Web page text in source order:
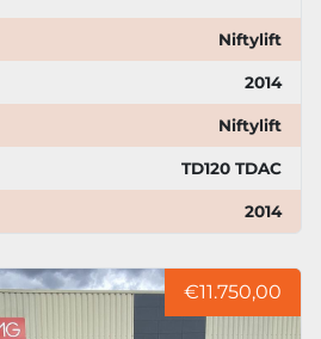
Niftylift
2014
Niftylift
TD120 TDAC
2014
€11.750,00